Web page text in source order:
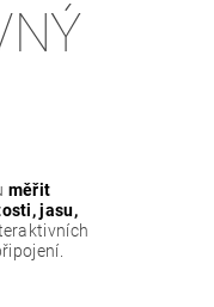
měřit
jasu,